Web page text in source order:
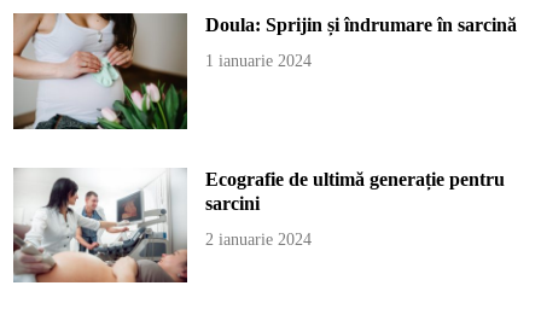
Doula: Sprijin și îndrumare în sarcină
1 ianuarie 2024
Ecografie de ultimă generație pentru
sarcini
2 ianuarie 2024